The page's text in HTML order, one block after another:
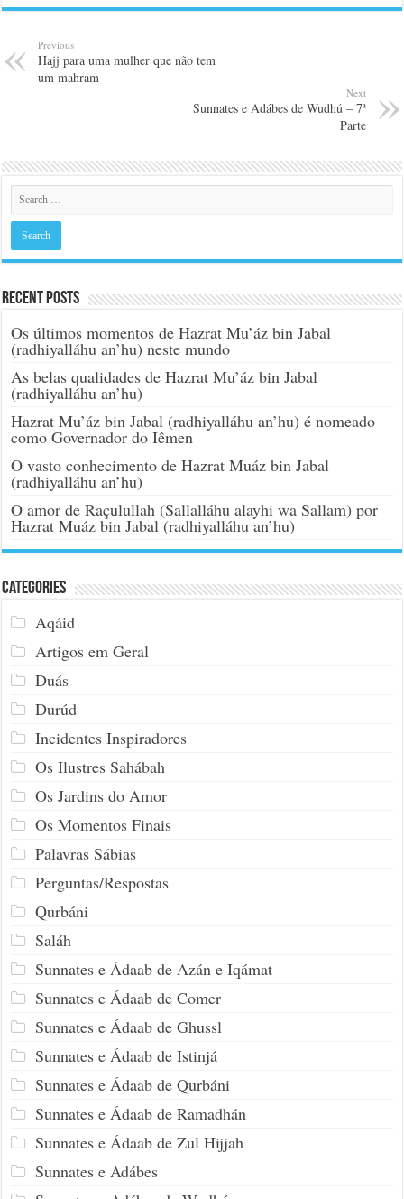
Previous
Hajj para uma mulher que não tem
um mahram
Next
Sunnates e Adábes de Wudhú – 7ª
Parte
Recent Posts
Os últimos momentos de Hazrat Mu’áz bin Jabal
(radhiyalláhu an’hu) neste mundo
As belas qualidades de Hazrat Mu’áz bin Jabal
(radhiyalláhu an’hu)
Hazrat Mu’áz bin Jabal (radhiyalláhu an’hu) é nomeado
como Governador do Iêmen
O vasto conhecimento de Hazrat Muáz bin Jabal
(radhiyalláhu an’hu)
O amor de Raçulullah (Sallalláhu alayhi wa Sallam) por
Hazrat Muáz bin Jabal (radhiyalláhu an’hu)
Categories
Aqáid
Artigos em Geral
Duás
Durúd
Incidentes Inspiradores
Os Ilustres Sahábah
Os Jardins do Amor
Os Momentos Finais
Palavras Sábias
Perguntas/Respostas
Qurbáni
Saláh
Sunnates e Ádaab de Azán e Iqámat
Sunnates e Ádaab de Comer
Sunnates e Ádaab de Ghussl
Sunnates e Ádaab de Istinjá
Sunnates e Ádaab de Qurbáni
Sunnates e Ádaab de Ramadhán
Sunnates e Ádaab de Zul Hijjah
Sunnates e Adábes